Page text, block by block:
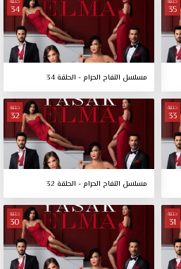
35
34
مسلسل التفاح الحرام - الحلقة 34
حلقة
33
حلقة
32
مسلسل التفاح الحرام - الحلقة 32
حلقة
31
حلقة
30